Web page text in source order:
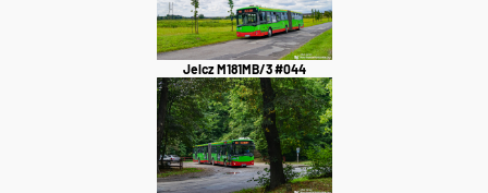
Jelcz M181MB/3 #044